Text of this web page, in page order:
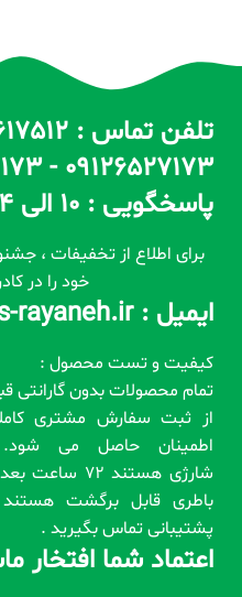
پاسخگویی : 10 الی 14 / 17 الی 22
برای اطلاع از تخفیفات ،
خود را در
ایمیل : shop@pardis-rayaneh.ir
کیفیت و تست محصول :
تمام محصولات بدون گارانتی
از ثبت سفارش مشتری
اطمینان حاصل می شود.
شارژی هستند
باطری قابل برگشت
پشتیبانی تماس بگیرید .
اعتماد شما افتخار